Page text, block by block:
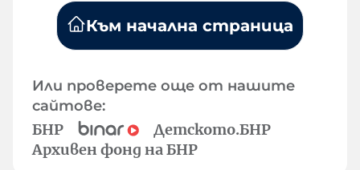
Към начална страница
Или проверете още от нашите
сайтове:
БНР
Детското.БНР
Архивен фонд на БНР